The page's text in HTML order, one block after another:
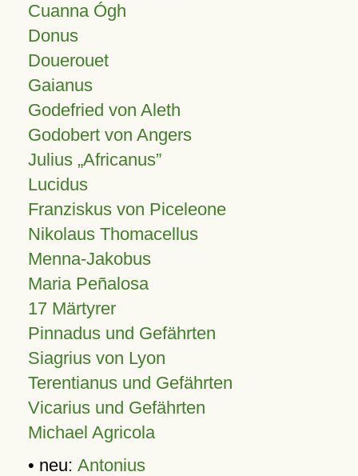
Cuanna Ógh
Donus
Douerouet
Gaianus
Godefried von Aleth
Godobert von Angers
Julius Africanus
Lucidus
Franziskus von Piceleone
Nikolaus Thomacellus
Menna-Jakobus
Maria Peñalosa
17 Märtyrer
Pinnadus und Gefährten
Siagrius von Lyon
Terentianus und Gefährten
Vicarius und Gefährten
Michael Agricola
• neu: Antonius